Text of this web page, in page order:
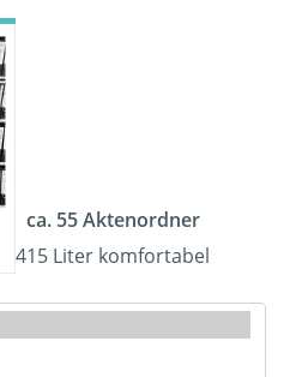
ca. 55 Aktenordner
415 Liter komfortabel